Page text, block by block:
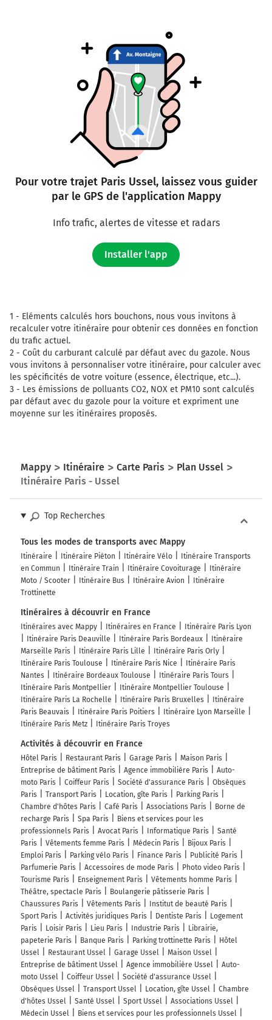
Continuer E11 (L'Arverne) sur 186 kilomètres
E11
A71
LYON
CLERMONT-FD
VIERZON-EST
L'Arverne
Prendre à droite et rejoindre A89 E70. Continuer
sur 91 kilomètres
A89
BORDEAUX
394 km
mètres
23
MAURIAC
MEYMAC
USSEL-OUEST
486 km
Prendre à gauche et rejoindre la voie. Continuer
sur 1,1 kilomètre
Au rond-point, prendre la 1ère sortie sur D1089 et
continuer sur 1,4 kilomètre
Neuvic
488 km
Au rond-point, prendre la 2ème sortie sur D1089
et continuer sur 4 kilomètres
489 km
Au rond-point, prendre la 1ère sortie sur D1089
(Avenue Turgot) et continuer sur 1 kilomètre
493 km
Tourner à droite sur D982 (Avenue Gambetta) et
continuer sur 10 mètres
Bort-les-Orgues
Neuvic
494 km
4h14 Ussel
19200
Pour votre trajet Paris Ussel, laissez vous guider
par le GPS de l'application Mappy
Info trafic, alertes de vitesse et radars
Installer l'app
1 - Eléments calculés hors bouchons, nous vous invitons à
recalculer votre itinéraire pour obtenir ces données en fonction
du trafic actuel.
2 - Coût du carburant calculé par défaut avec du gazole. Nous
vous invitons à personnaliser votre itinéraire, pour calculer avec
les spécificités de votre voiture (essence, électrique, etc...).
3 - Les émissions de polluants CO2, NOX et PM10 sont calculés
par défaut avec du gazole pour la voiture et expriment une
moyenne sur les itinéraires proposés.
Mappy Itinéraire Carte Paris
Plan Ussel
Itinéraire Paris - Ussel
Top Recherches
Tous les modes de transports avec Mappy
Itinéraire Itinéraire Piéton Itinéraire Vélo
Itinéraire Transports
en Commun
Itinéraire Train Itinéraire Covoiturage
Itinéraire
Moto / Scooter
Itinéraire Bus Itinéraire Avion
Itinéraire
Trottinette
Itinéraires à découvrir en France
Itinéraires avec Mappy Itinéraires en France
Itinéraire Paris Lyon
Itinéraire Paris Deauville
Itinéraire Paris Bordeaux
Itinéraire
Marseille Paris
Itinéraire Paris Lille
Itinéraire Paris Orly
Itinéraire Paris Toulouse
Itinéraire Paris Nice
Itinéraire Paris
Nantes
Itinéraire Bordeaux Toulouse
Itinéraire Paris Tours
Itinéraire Paris Montpellier
Itinéraire Montpellier Toulouse
Itinéraire Paris La Rochelle
Itinéraire Paris Bruxelles
Itinéraire
Paris Beauvais
Itinéraire Paris Poitiers
Itinéraire Lyon Marseille
Itinéraire Paris Metz
Itinéraire Paris Troyes
Activités à découvrir en France
Hôtel Paris Restaurant Paris Garage Paris
Maison Paris
Entreprise de bâtiment Paris
Agence immobilière Paris
Auto-
moto Paris
Coiffeur Paris Société d'assurance Paris
Obsèques
Paris
Transport Paris Location, gîte Paris
Parking Paris
Chambre d'hôtes Paris
Café Paris Associations Paris
Borne de
recharge Paris
Spa Paris
Biens et services pour les
professionnels Paris
Avocat Paris Informatique Paris
Santé
Paris
Vêtements femme Paris Médecin Paris
Bijoux Paris
Emploi Paris
Parking vélo Paris Finance Paris
Publicité Paris
Parfumerie Paris
Accessoires de mode Paris
Photo video Paris
Tourisme Paris
Enseignement Paris
Vêtements homme Paris
Théâtre, spectacle Paris
Boulangerie pâtisserie Paris
Chaussures Paris
Vêtements Paris
Institut de beauté Paris
Sport Paris
Activités juridiques Paris Dentiste Paris
Logement
Paris
Loisir Paris Lieu Paris Industrie Paris
Librairie,
papeterie Paris
Banque Paris Parking trottinette Paris
Hôtel
Ussel
Restaurant Ussel Garage Ussel
Maison Ussel
Entreprise de bâtiment Ussel
Agence immobilière Ussel
Auto-
moto Ussel
Coiffeur Ussel
Société d'assurance Ussel
Obsèques Ussel
Transport Ussel Location, gîte Ussel
Chambre
d'hôtes Ussel
Santé Ussel Sport Ussel
Associations Ussel
Médecin Ussel
Biens et services pour les professionnels Ussel